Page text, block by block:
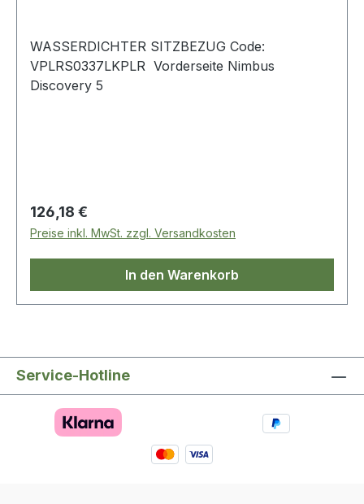
WASSERDICHTER SITZBEZUG Code:
VPLRS0337LKPLR Vorderseite Nimbus
Discovery 5
Regulärer Preis:
126,18 €
Preise inkl. MwSt. zzgl. Versandkosten
In den Warenkorb
Service-Hotline